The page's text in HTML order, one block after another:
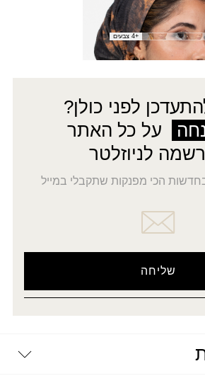
סימפוניה גומי
₪45.00
+4 צבעים
לפני כולן?
על כל האתר
לניוזלטר
הכי מפנקות שתקבלי במייל